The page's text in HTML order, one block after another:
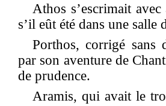
Athos s’escrimait
s’il eût été dans une salle
Porthos, corrigé sans
par son aventure de
de prudence.
Aramis, qui avait le